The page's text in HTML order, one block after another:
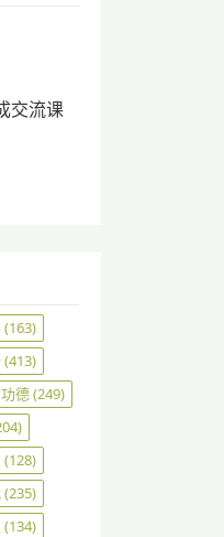
交流课
(163)
(413)
功德(249)
(128)
(235)
(134)